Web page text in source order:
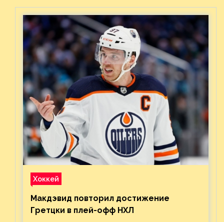
Хоккей
Макдэвид повторил достижение
Гретцки в плей-офф НХЛ